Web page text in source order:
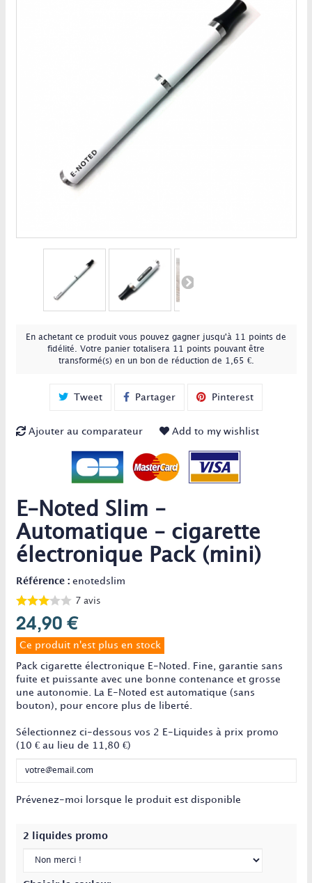
En achetant ce produit vous pouvez gagner jusqu'à 11
points de
fidélité . Votre panier totalisera 11 points pouvant être
transformé(s) en un bon de réduction de 1,65 €.
Tweet Partager Pinterest
Ajouter au comparateur Add to my wishlist
E-Noted Slim -
Automatique - cigarette
électronique Pack (mini)
Référence : enotedslim
7 avis
24,90 €
Ce produit n'est plus en stock
Pack cigarette électronique E-Noted. Fine, garantie sans
fuite et puissante avec une bonne contenance et grosse
une autonomie. La E-Noted est automatique (sans
bouton), pour encore plus de liberté.
Sélectionnez ci-dessous vos 2 E-Liquides à prix promo
(10 € au lieu de 11,80 €)
Prévenez-moi lorsque le produit est disponible
2 liquides promo